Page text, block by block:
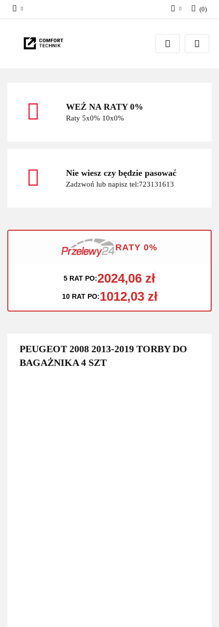
Zaloguj się
Zarejestruj się
(0)
WEŹ NA RATY 0%
Raty 5x0% 10x0%
Nie wiesz czy będzie pasować
Zadzwoń lub napisz tel:723131613
RATY 0%
5 RAT PO:2024,06 zł
10 RAT PO:1012,03 zł
PEUGEOT 2008 2013-2019 TORBY DO
BAGAŻNIKA 4 SZT